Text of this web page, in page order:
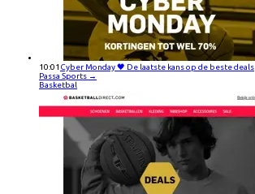
10:01 Cyber Monday 🖤 De laatste kans op de beste deals
Passa Sports →
Basketbal